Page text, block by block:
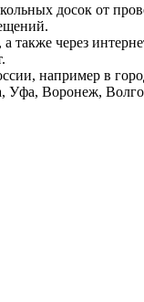
досок от
также через
например в
Воронеж,